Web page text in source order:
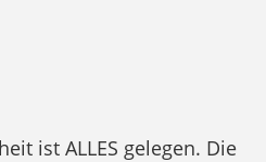
ist ALLES gelegen. Die